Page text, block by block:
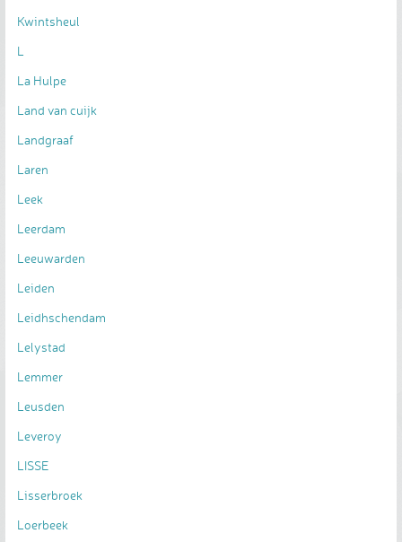
Kwintsheul
L
La Hulpe
Land van cuijk
Landgraaf
Laren
Leek
Leerdam
Leeuwarden
Leiden
Leidhschendam
Lelystad
Lemmer
Leusden
Leveroy
LISSE
Lisserbroek
Loerbeek